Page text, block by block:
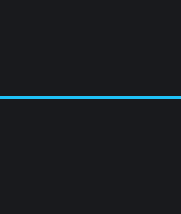
Tập 41